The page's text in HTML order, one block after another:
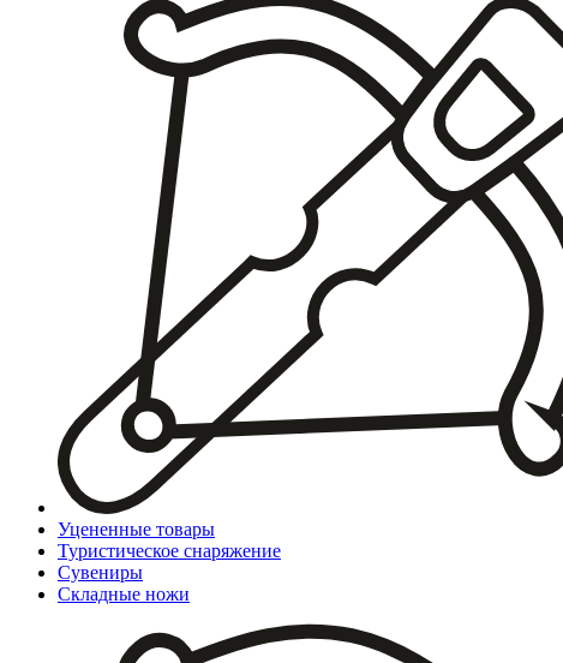
Уцененные товары
Туристическое снаряжение
Сувениры
Складные ножи